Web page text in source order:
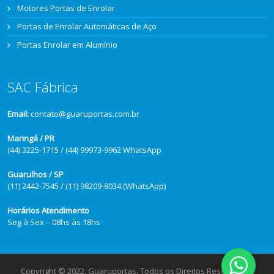
Motores Portas de Enrolar
Portas de Enrolar Automáticas de Aço
Portas Enrolar em Alumínio
SAC Fábrica
Email:contato@guaruportas.com.br
Maringá / PR
(44) 3225-1715 / (44) 99973-9962 WhatsApp
Guarulhos / SP
(11) 2442-7545 / (11) 98209-8034 (WhatsApp)
Horários Atendimento
Seg à Sex – 08hs às 18hs
Copyright © 2022, Guaruportas. Todos os Direitos Reservados.